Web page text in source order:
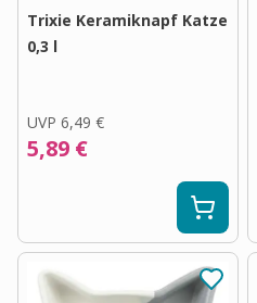
Trixie Keramiknapf Katze
0,3 l
UVP 6,49 €
5,89 €